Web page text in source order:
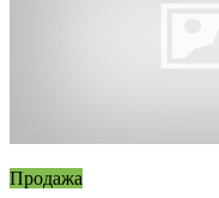
Продажа